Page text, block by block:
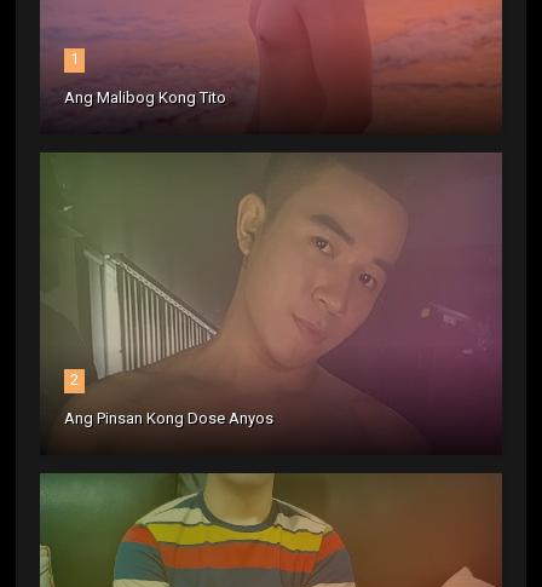
1
Ang Malibog Kong Tito
2
Ang Pinsan Kong Dose Anyos